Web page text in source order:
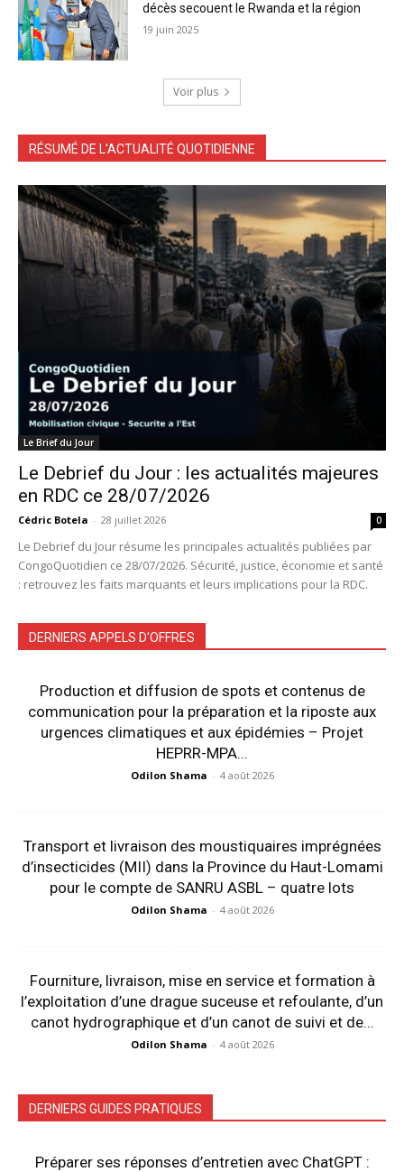
décès secouent le Rwanda et la région
19 juin 2025
Voir plus
RÉSUMÉ DE L'ACTUALITÉ QUOTIDIENNE
Le Brief du Jour
Le Debrief du Jour : les actualités majeures
en RDC ce 28/07/2026
Cédric Botela - 28 juillet 2026 0
Le Debrief du Jour résume les principales actualités publiées par
CongoQuotidien ce 28/07/2026. Sécurité, justice, économie et santé
: retrouvez les faits marquants et leurs implications pour la RDC.
DERNIERS APPELS D'OFFRES
Production et diffusion de spots et contenus de
communication pour la préparation et la riposte aux
urgences climatiques et aux épidémies – Projet
HEPRR-MPA...
Odilon Shama - 4 août 2026
Transport et livraison des moustiquaires imprégnées
d’insecticides (MII) dans la Province du Haut-Lomami
pour le compte de SANRU ASBL – quatre lots
Odilon Shama - 4 août 2026
Fourniture, livraison, mise en service et formation à
l’exploitation d’une drague suceuse et refoulante, d’un
canot hydrographique et d’un canot de suivi et de...
Odilon Shama - 4 août 2026
DERNIERS GUIDES PRATIQUES
Préparer ses réponses d’entretien avec ChatGPT :